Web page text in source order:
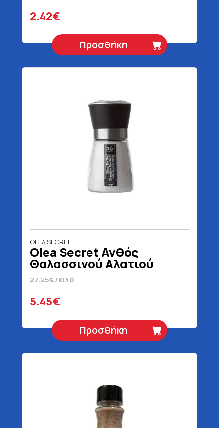
2.42€
Προσθήκη
OLEA SECRET
Olea Secret Ανθός
Θαλασσινού Αλατιού
Μύλος 200 gr
27.25€/κιλό
5.45€
Προσθήκη